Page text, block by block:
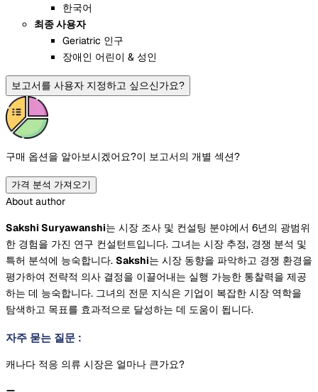
한국어
최종 사용자
Geriatric 인구
장애인 어린이 & 성인
보고서를 사용자 지정하고 싶으신가요?
구매 옵션을 알아보시겠어요?이 보고서의 개별 섹션?
가격 분석 가져오기
About author
Sakshi Suryawanshi는 시장 조사 및 컨설팅 분야에서 6년의 광범위
한 경험을 가진 연구 컨설턴트입니다. 그녀는 시장 추정, 경쟁 분석 및
특허 분석에 능숙합니다. Sakshi는 시장 동향을 파악하고 경쟁 환경을
평가하여 전략적 의사 결정을 이끌어내는 실행 가능한 통찰력을 제공
하는 데 능숙합니다. 그녀의 전문 지식은 기업이 복잡한 시장 역학을
탐색하고 목표를 효과적으로 달성하는 데 도움이 됩니다.
자주 묻는 질문 :
캐나다 적응 의류 시장은 얼마나 큰가요?